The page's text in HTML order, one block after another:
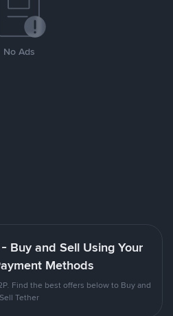
No Ads
Buy and Sell Using Your
Methods
Find the best offers below to Buy and
Sell Tether